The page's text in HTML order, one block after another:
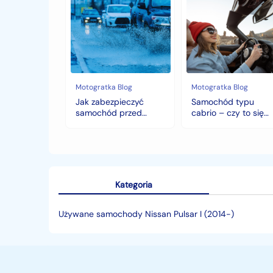
zabezpieczyć
samochód
przed
jesiennymi
chłodami
i
deszczem?
Motogratka Blog
Jak zabezpieczyć
samochód przed
cabrio
–
czy
to
się
opłaca
w
polskim
klimacie?
Motogratka Blog
Samochód typu
cabrio – czy to się
Kategoria
Używane samochody Nissan Pulsar I (2014-)